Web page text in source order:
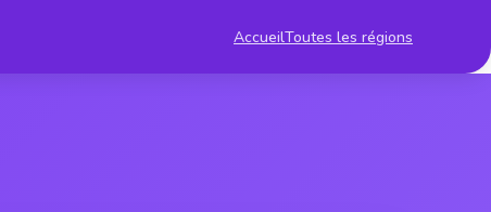
AccueilToutes les régions